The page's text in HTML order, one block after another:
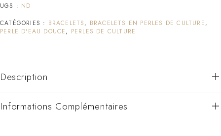
UGS : ND
CATÉGORIES : BRACELETS, BRACELETS EN PERLES DE CULTURE,
PERLE D'EAU DOUCE, PERLES DE CULTURE
Description
Informations Complémentaires